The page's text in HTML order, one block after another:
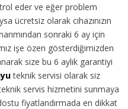
eder ve eğer problem
ücretsiz olarak cihazınızın
sonraki 6 ay için
işe özen gösterdiğimizden
size bu 6 aylık garantiyi
teknik servisi olarak siz
servis hizmetini sunmaya
fiyatlandırmada en dikkat